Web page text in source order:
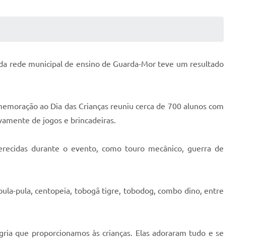
rede municipal de ensino de Guarda-Mor teve um resultado
ao Dia das Crianças reuniu cerca de 700 alunos com
de jogos e brincadeiras.
durante o evento, como touro mecânico, guerra de
pula, centopeia, tobogã tigre, tobodog, combo dino, entre
que proporcionamos às crianças. Elas adoraram tudo e se